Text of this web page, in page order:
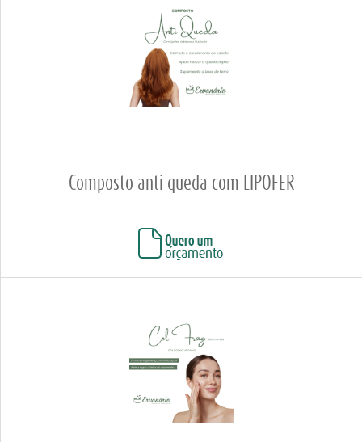
Composto anti queda com LIPOFER